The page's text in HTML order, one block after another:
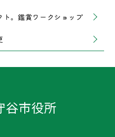
。鑑賞ワークショップ
谷市役所